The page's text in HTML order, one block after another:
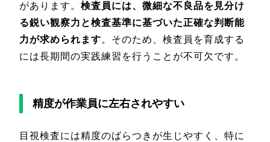
があります。 検査員には、微細な不良品を見分け
る鋭い観察力と検査基準に基づいた正確な判断能
力が求められます。そのため、検査員を育成する
には長期間の実践練習を行うことが不可欠です。
精度が作業員に左右されやすい
目視検査には精度のばらつきが生じやすく、特に